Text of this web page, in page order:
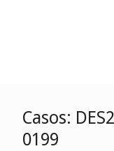
Casos:
0199